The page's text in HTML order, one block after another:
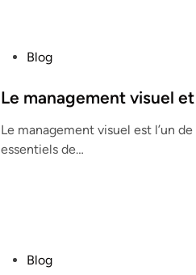
s
e
d
Blog
Le management visuel
Le management visuel est l’un
essentiels de…
Blog